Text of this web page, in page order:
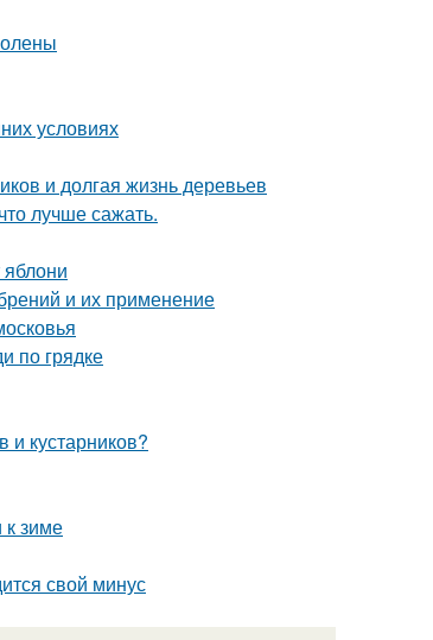
условиях
и долгая жизнь деревьев
лучше сажать.
и их применение
по грядке
и кустарников?
к зиме
свой минус